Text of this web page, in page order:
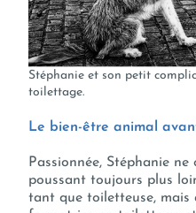
Stéphanie et son petit
toilettage.
Le bien-être animal
Passionnée, Stéphanie
poussant toujours plus
tant que toiletteuse, mais